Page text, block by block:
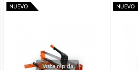
NUEVO
Vista rápida
NUEVO